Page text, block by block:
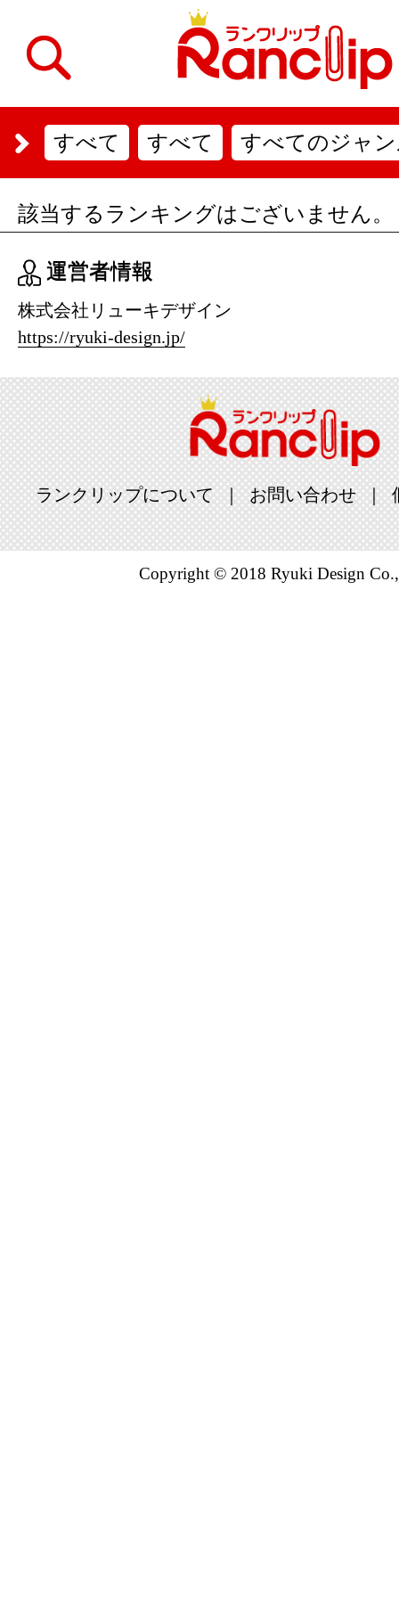
すべて すべて すべてのジャ
該当するランキングはございません。
運営者情報
株式会社リューキデザイン
https://ryuki-design.jp/
ランクリップについて お問い合わせ
Copyright © 2018 Ryuki Design